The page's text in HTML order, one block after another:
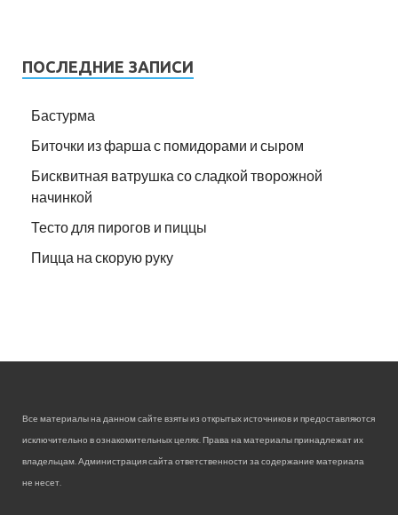
ПОСЛЕДНИЕ ЗАПИСИ
Бастурма
Биточки из фарша с помидорами и сыром
Бисквитная ватрушка со сладкой творожной
начинкой
Тесто для пирогов и пиццы
Пицца на скорую руку
Все материалы на данном сайте взяты из открытых источников и предоставляются
исключительно в ознакомительных целях. Права на материалы принадлежат их
владельцам. Администрация сайта ответственности за содержание материала
не несет.